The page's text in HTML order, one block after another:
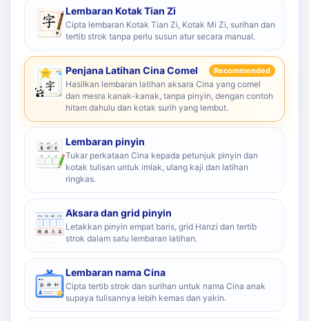
Lembaran Kotak Tian Zi
Cipta lembaran Kotak Tian Zi, Kotak Mi Zi, surihan dan
tertib strok tanpa perlu susun atur secara manual.
Penjana Latihan Cina Comel Recommended
Hasilkan lembaran latihan aksara Cina yang comel
dan mesra kanak-kanak, tanpa pinyin, dengan contoh
hitam dahulu dan kotak surih yang lembut.
Lembaran pinyin
Tukar perkataan Cina kepada petunjuk pinyin dan
kotak tulisan untuk imlak, ulang kaji dan latihan
ringkas.
Aksara dan grid pinyin
Letakkan pinyin empat baris, grid Hanzi dan tertib
strok dalam satu lembaran latihan.
Lembaran nama Cina
Cipta tertib strok dan surihan untuk nama Cina anak
supaya tulisannya lebih kemas dan yakin.